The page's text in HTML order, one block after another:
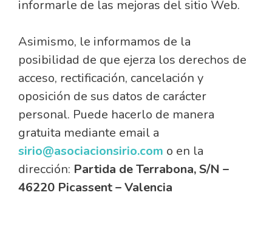
informarle de las mejoras del sitio Web.
Asimismo, le informamos de la
posibilidad de que ejerza los derechos de
acceso, rectificación, cancelación y
oposición de sus datos de carácter
personal. Puede hacerlo de manera
gratuita mediante email a
sirio@asociacionsirio.com o en la
dirección: Partida de Terrabona, S/N –
46220 Picassent – Valencia